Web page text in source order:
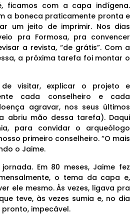
ficamos com a capa indígena.
a boneca praticamente pronta e
um jeito de imprimir. Nos dias
pra Formosa, pra convencer
a revista, “de grátis”. Com a
a próxima tarefa foi montar o
visitar, explicar o projeto e
cada conselheiro e cada
agravar, nos seus últimos
abriu mão dessa tarefa). Daqui
para convidar o arqueólogo
primeiro conselheiro. “O mais
o Jaime.
Em 80 meses, Jaime fez
o tema da capa e,
ele mesmo. Às vezes, ligava pra
teve, às vezes sumia e, no dia
impecável.